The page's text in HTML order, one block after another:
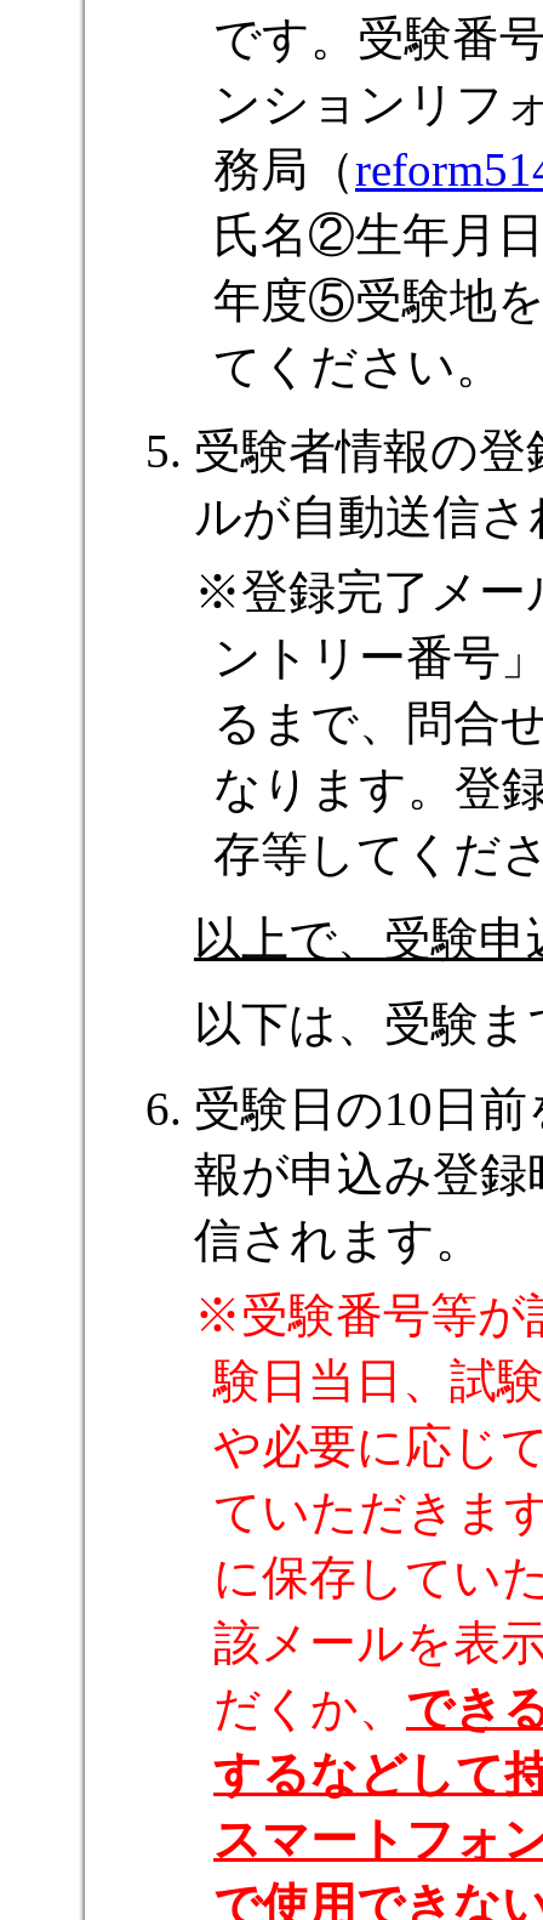
です。受験番
ンションリフ
務局（
氏名②生年月
年度⑤受験地
てください。
受験者情報の
ルが自動送信
登録完了メ
ントリー番号
るまで、問合
なります。登
存等してくだ
以上で、受験
以下は、受験
受験日の10日
報が申込み登
信されます。
受験番号等
験日当日、試
や必要に応じ
ていただきま
に保存してい
該メールを表
だくか、 でき
するなどして
スマートフォ
で使用できな